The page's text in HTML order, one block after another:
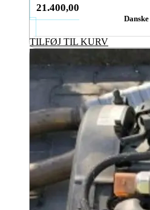
21.400,00
TILFØJ TIL KURV